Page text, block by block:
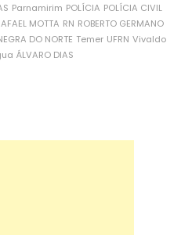
Parnamirim POLÍCIA POLÍCIA CIVIL
MOTTA RN ROBERTO GERMANO
DO NORTE Temer UFRN Vivaldo
ÁLVARO DIAS